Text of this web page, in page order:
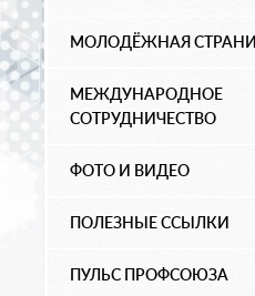
МОЛОДЁЖНАЯ
МЕЖДУНАРОДНОЕ
СОТРУДНИЧЕСТВО
ФОТО И ВИДЕО
ПОЛЕЗНЫЕ ССЫЛКИ
ПУЛЬС ПРОФСОЮЗА